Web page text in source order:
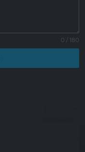
0 / 180